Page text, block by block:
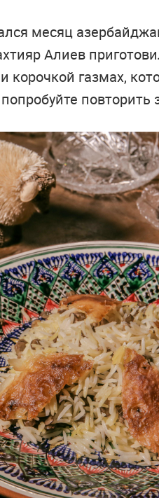
месяц
Алиев
газмах,
повторить